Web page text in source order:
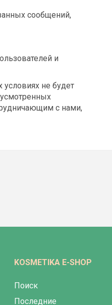
сообщений,
и
условиях не будет
с нами,
KOSMETIKA E-SHOP
Поиск
Последние